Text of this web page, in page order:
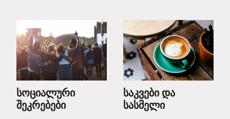
სოციალური
შეკრებები
საკვები და
სასმელი